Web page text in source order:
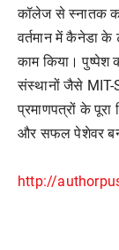
कॉलेज से स्नातक
वर्तमान में कैनेडा के
काम किया। पुष्पेश
संस्थानों जैसे
प्रमाणपत्रों के
और सफल पेशेवर
http://